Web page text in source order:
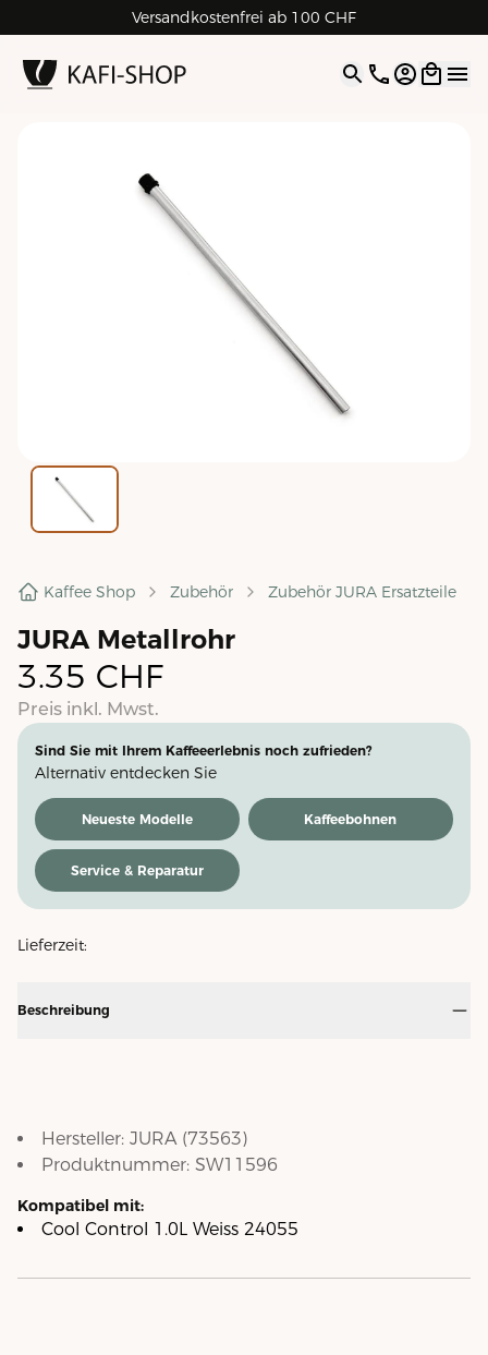
Versandkostenfrei ab 100 CHF
4.9| 5.0 Google
Open
Kaffee Shop Zubehör Zubehör JURA Ersatzteile
JURA Metallrohr
3.35 CHF
Preis inkl. Mwst.
Sind Sie mit Ihrem Kaffeeerlebnis noch zufrieden?
Alternativ entdecken Sie
Neueste Modelle Kaffeebohnen
Service & Reparatur
Lieferzeit:
Beschreibung
Hersteller: JURA (73563)
Produktnummer: SW11596
Kompatibel mit:
Cool Control 1.0L Weiss 24055